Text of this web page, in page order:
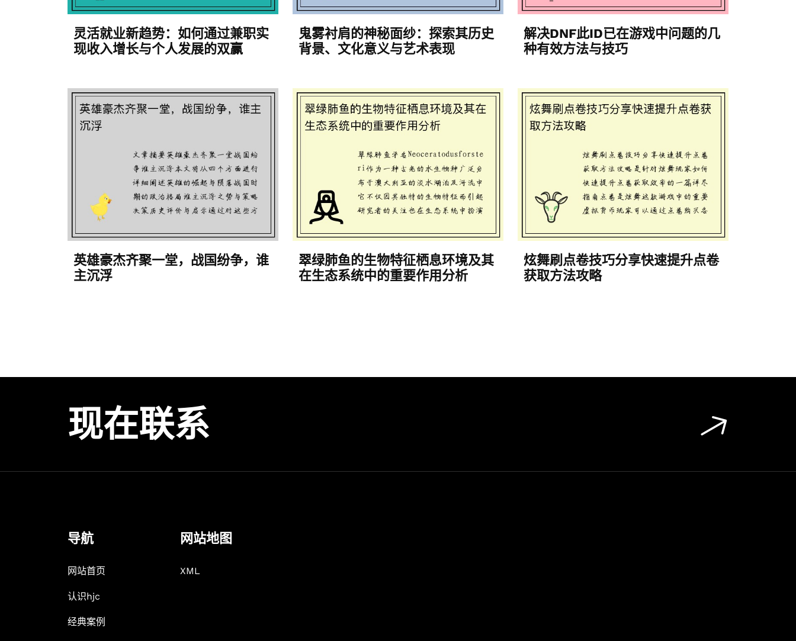
灵活就业新趋势：如何通过兼职实
现收入增长与个人发展的双赢
鬼雾衬肩的神秘面纱：探索其历史
背景、文化意义与艺术表现
解决DNF此ID已在游戏中问题的几
种有效方法与技巧
英雄豪杰齐聚一堂，战国纷争，谁
主沉浮
翠绿肺鱼的生物特征栖息环境及其
在生态系统中的重要作用分析
炫舞刷点卷技巧分享快速提升点卷
获取方法攻略
现在联系
导航
网站首页
认识hjc
经典案例
网站地图
XML